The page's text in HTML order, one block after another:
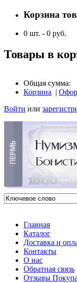
Корзина
0 шт. - 0 руб.
Товары в
Общая сумма:
Корзина |
Войти или
Главная
Каталог
Доставка и
Контакты
О нас
Обратная связь
Отзывы